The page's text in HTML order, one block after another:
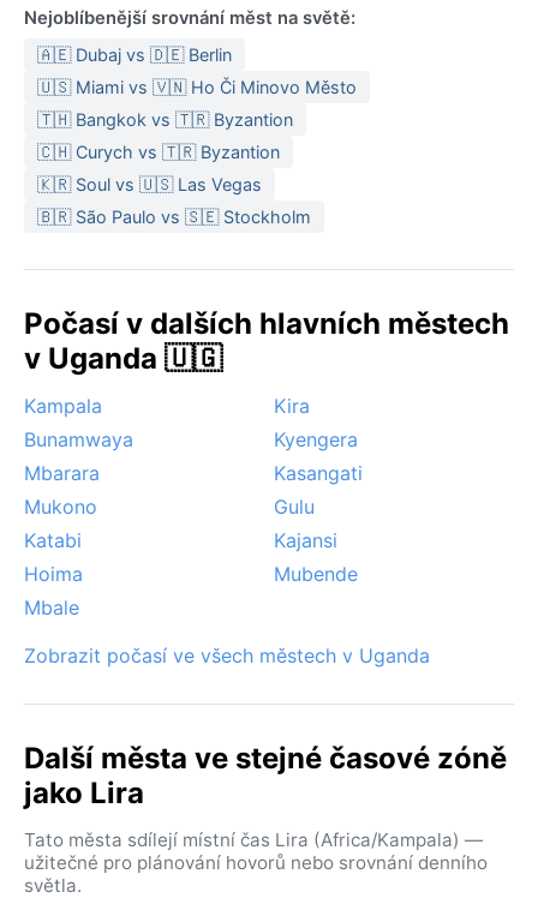
Nejoblíbenější srovnání měst na světě:
🇦🇪 Dubaj vs 🇩🇪 Berlin
🇺🇸 Miami vs 🇻🇳 Ho Či Minovo Město
🇹🇭 Bangkok vs 🇹🇷 Byzantion
🇨🇭 Curych vs 🇹🇷 Byzantion
🇰🇷 Soul vs 🇺🇸 Las Vegas
🇧🇷 São Paulo vs 🇸🇪 Stockholm
Počasí v dalších hlavních městech
v Uganda 🇺🇬
Kampala
Kira
Bunamwaya
Kyengera
Mbarara
Kasangati
Mukono
Gulu
Katabi
Kajansi
Hoima
Mubende
Mbale
Zobrazit počasí ve všech městech v Uganda
Další města ve stejné časové zóně
jako Lira
Tato města sdílejí místní čas Lira (Africa/Kampala) —
užitečné pro plánování hovorů nebo srovnání denního
světla.